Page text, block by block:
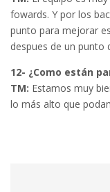
fowards. Y por los
punto para mejorar
despues de un punto
12- ¿Como están
TM: Estamos muy
lo más alto que